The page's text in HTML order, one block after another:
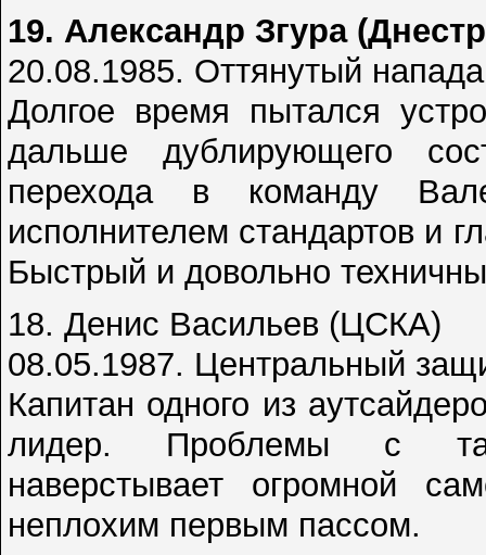
19. Александр Згура
20.08.1985. Оттянутый
Долгое время пытался
дальше дублирующего
перехода в команду
исполнителем стандартов и
Быстрый и довольно
18. Денис Васильев (ЦСКА)
08.05.1987. Центральный
Капитан одного из
лидер. Проблемы с
наверстывает огромной
неплохим первым пассом.